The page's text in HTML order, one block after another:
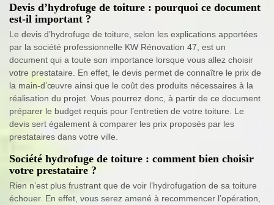
Devis d’hydrofuge de toiture : pourquoi ce document
est-il important ?
Le devis d’hydrofuge de toiture, selon les explications apportées
par la société professionnelle KW Rénovation 47, est un
document qui a toute son importance lorsque vous allez choisir
votre prestataire. En effet, le devis permet de connaître le prix de
la main-d’œuvre ainsi que le coût des produits nécessaires à la
réalisation du projet. Vous pourrez donc, à partir de ce document
préparer le budget requis pour l’entretien de votre toiture. Le
devis sert également à comparer les prix proposés par les
prestataires dans votre ville.
Société hydrofuge de toiture : comment bien choisir
votre prestataire ?
Rien n’est plus frustrant que de voir l’hydrofugation de sa toiture
échouer. En effet, vous serez amené à recommencer l’opération,